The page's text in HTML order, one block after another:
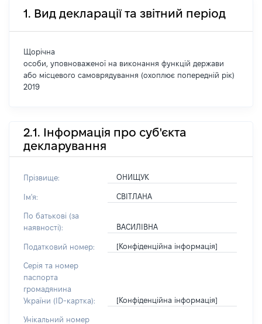
1. Вид декларації та звітний період
Щорічна
особи, уповноваженої на виконання функцій держави
або місцевого самоврядування (охоплює попередній рік)
2019
2.1. Інформація про суб'єкта
декларування
Прізвище: ОНИЩУК
Ім'я: СВІТЛАНА
По батькові (за
наявності):
ВАСИЛІВНА
Податковий номер: [Конфіденційна інформація]
Серія та номер
паспорта
громадянина
України (ID-картка):
[Конфіденційна інформація]
Унікальний номер